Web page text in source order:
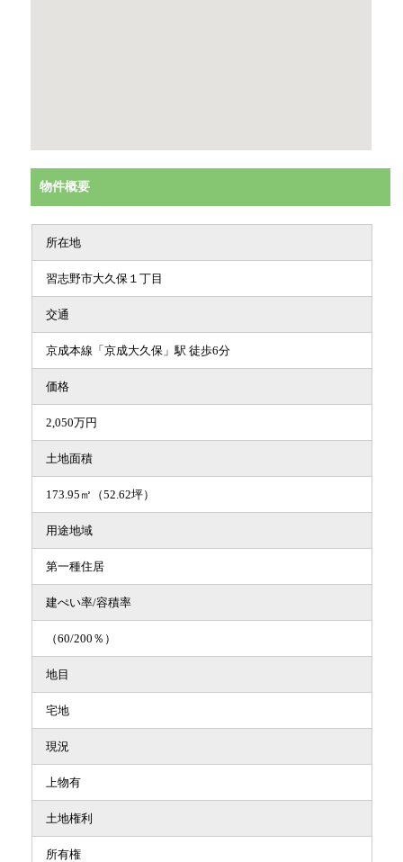
物件概要
所在地
習志野市大久保１丁目
交通
京成本線「京成大久保」駅 徒歩6分
価格
2,050万円
土地面積
173.95㎡（52.62坪）
用途地域
第一種住居
建ぺい率/容積率
（60/200％）
地目
宅地
現況
上物有
土地権利
所有権